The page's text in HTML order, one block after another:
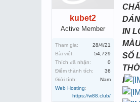
kubet2
Active Member
Tham gia:
28/4/21
Bài viết:
54,729
Thích đã nhận:
0
Điểm thành tích:
36
Giới tính:
Nam
Web Hosting:
https://w88.club/
IN
SỐ
I